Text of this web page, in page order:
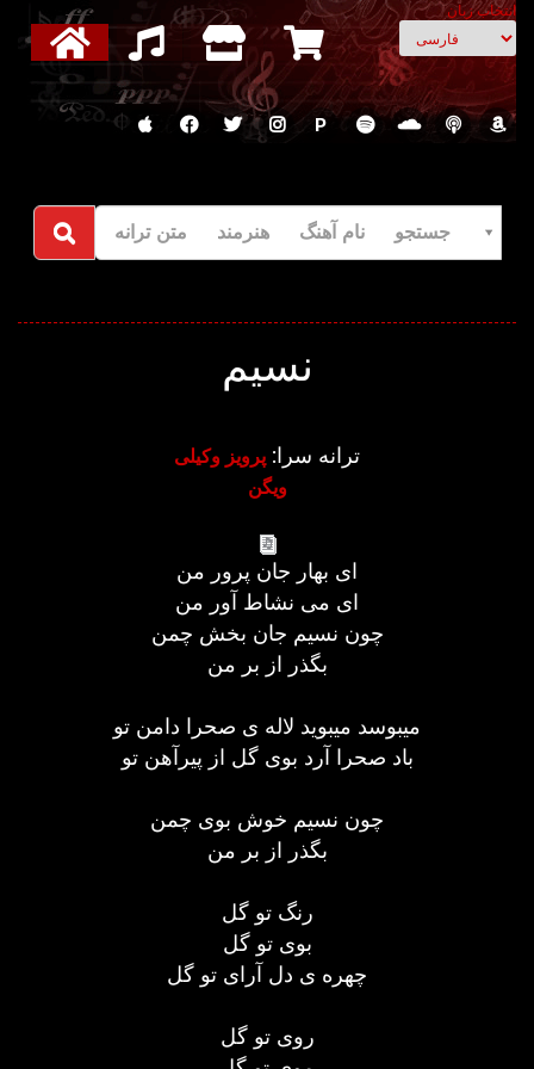
انتخاب زبان
P
جستجو نام آهنگ هنرمند متن ترانه
نسیم
ترانه سرا: پرویز وکیلی
ویگن
ای بهار جان پرور من
ای می نشاط آور من
چون نسیم جان بخش چمن
بگذر از بر من
میبوسد میبوید لاله ی صحرا دامن تو
باد صحرا آرد بوی گل از پیرآهن تو
چون نسیم خوش بوی چمن
بگذر از بر من
رنگ تو گل
بوی تو گل
چهره ی دل آرای تو گل
روی تو گل